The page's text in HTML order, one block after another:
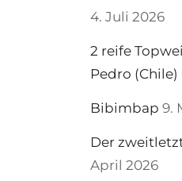
4. Juli 2026
2 reife
Pedro (Chile)
Bibimbap 9.
Der
April 2026